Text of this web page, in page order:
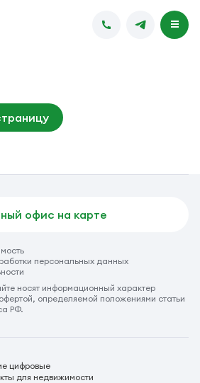
офис на карте
персональных данных
носят информационный характер
определяемой положениями статьи
РФ.
цифровые
для недвижимости